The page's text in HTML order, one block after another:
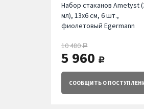
Набор стаканов Ametyst
мл), 13х6 см, 6 шт.,
фиолетовый Egermann
10 480руб.
5 960 руб.
СООБЩИТЬ О